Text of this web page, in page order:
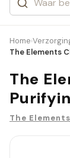
Home›
The Elements
The
The Elements